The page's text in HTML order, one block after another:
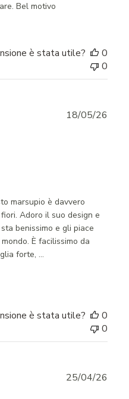
Bel motivo
è stata utile?
0
0
marsupio è davvero
Adoro il suo design e
benissimo e gli piace
È facilissimo da
forte, ...
18/05/26
è stata utile?
0
0
25/04/26